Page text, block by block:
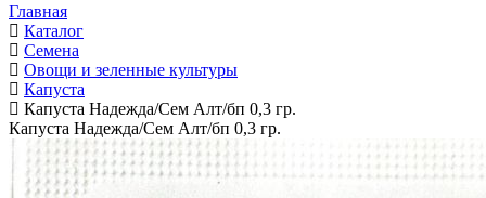
Главная
Каталог
Семена
Овощи и зеленные культуры
Капуста
Капуста Надежда/Сем Алт/бп 0,3 гр.
Капуста Надежда/Сем Алт/бп 0,3 гр.